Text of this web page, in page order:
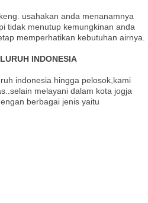
usahakan anda menanamnya
tidak menutup kemungkinan anda
memperhatikan kebutuhan airnya.
INDONESIA
indonesia hingga pelosok,kami
melayani dalam kota jogja
berbagai jenis yaitu